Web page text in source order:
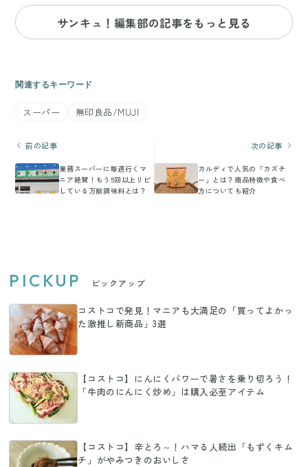
サンキュ！編集部の記事をもっと見る
関連するキーワード
スーパー 無印良品/MUJI
前の記事
業務スーパーに毎週行くマ
ニア絶賛！もう5回以上リピ
している万能調味料とは？
次の記事
カルディで人気の「カズチ
ー」とは？商品特徴や食べ
方についても紹介
PICKUP ピックアップ
コストコで発見！マニアも大満足の「買ってよかっ
た激推し新商品」3選
【コストコ】にんにくパワーで暑さを乗り切ろう！
「牛肉のにんにく炒め」は購入必至アイテム
【コストコ】辛とろ～！ハマる人続出「もずくキム
チ」がやみつきのおいしさ